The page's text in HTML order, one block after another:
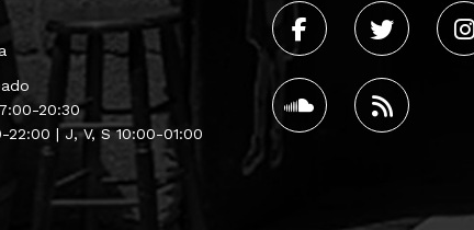
20:30
22:00 | J, V, S 10:00-01:00